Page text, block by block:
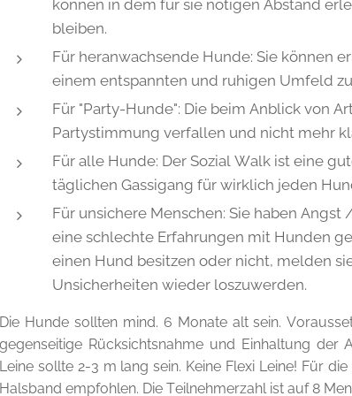
können in dem für sie nötigen Abstand
bleiben.
Für heranwachsende Hunde: Sie können
einem entspannten und ruhigen Umfeld
Für "Party-Hunde": Die beim Anblick von
Partystimmung verfallen und nicht mehr
Für alle Hunde: Der Sozial Walk ist eine
täglichen Gassigang für wirklich jeden
Für unsichere Menschen: Sie haben
eine schlechte Erfahrungen mit Hunden
einen Hund besitzen oder nicht, melden
Unsicherheiten wieder loszuwerden.
Die Hunde sollten mind. 6 Monate alt sein.
gegenseitige Rücksichtsnahme und Einhaltung der
Leine sollte 2-3 m lang sein. Keine Flexi Leine! Für
Halsband empfohlen. Die Teilnehmerzahl ist auf 8